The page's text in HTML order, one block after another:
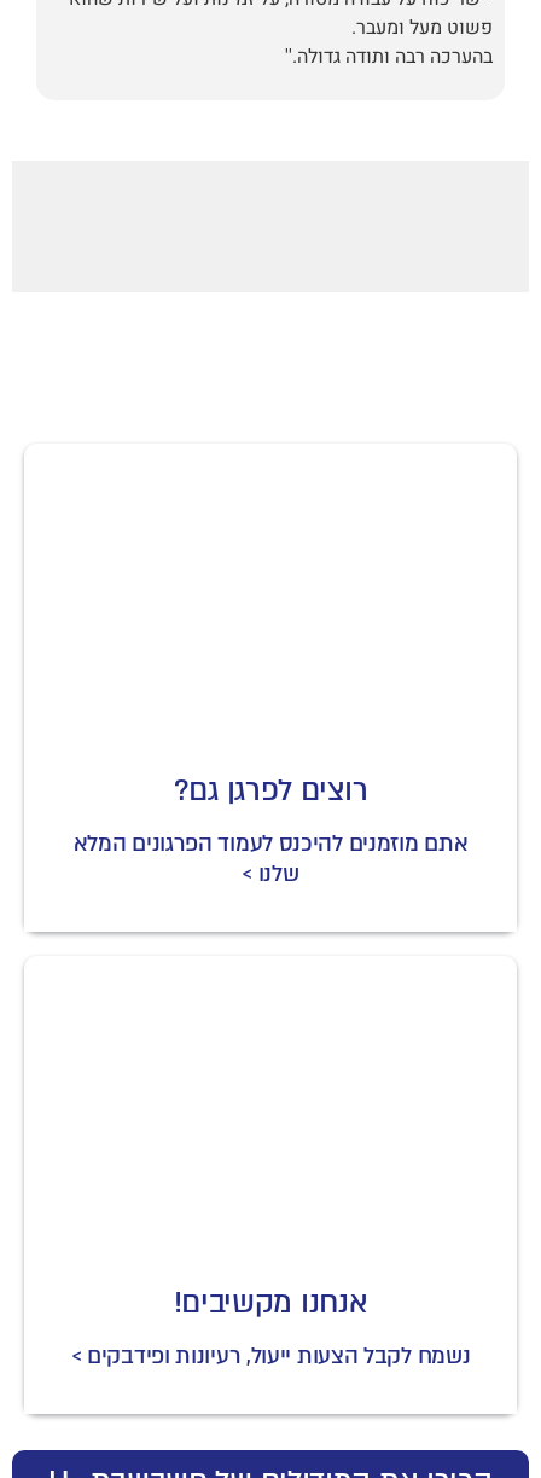
רוצים לפרגן גם?
אתם מוזמנים להיכנס לעמוד הפרגונים המלא
שלנו >
אנחנו מקשיבים!
נשמח לקבל הצעות ייעול, רעיונות ופידבקים >